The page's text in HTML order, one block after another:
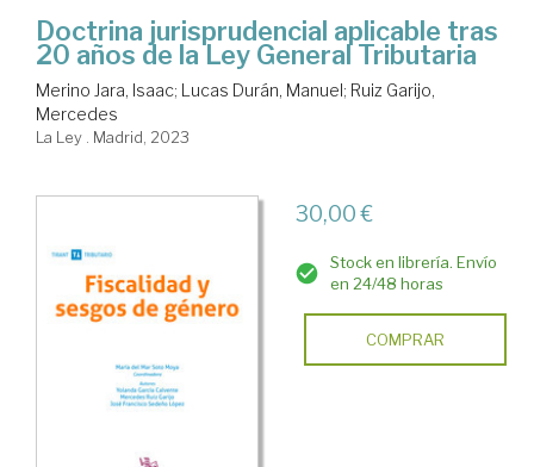
Doctrina jurisprudencial aplicable tras
20 años de la Ley General Tributaria
Merino Jara, Isaac; Lucas Durán, Manuel; Ruiz Garijo,
Mercedes
La Ley . Madrid, 2023
30,00 €
Stock en librería. Envío
en 24/48 horas
COMPRAR